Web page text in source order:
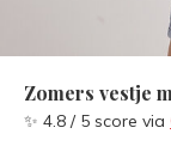
Zomers vestje
✨ 4.8 / 5 score via